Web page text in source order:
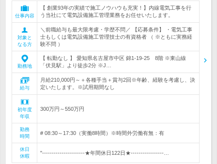
仕事内容
【 創業93年の実績で施工ノウハウも充実！】内線電気工事を行
う当社にて電気設備施工管理業務をお任せいたします。
対象と
なる方
＼前職給与も最大限考慮・学歴不問／ 【応募条件】 ・電気工事
士もしくは電気設備施工管理技士の有資格者 （ ※ともに実務経
験不問 ）
勤務地
【 転勤なし 】 愛知県名古屋市中区 錦1-19-25 8階 ※東山線
「伏見駅」より徒歩2分 ※J…
給与
月給210,000円～＋各種手当＋賞与2回※年齢、経験を考慮し、決
定いたします。※試用期間なし
初年度
年収
300万円～550万円
勤務
時間
# 08:30～17:30（実働8時間）※時間外労働有無：有
休日
休暇
"----------------------★年間休日122日★-----------------…